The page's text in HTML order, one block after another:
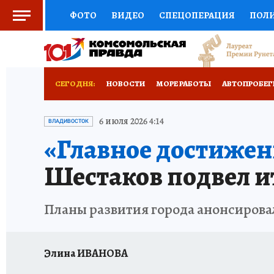
ФОТО ВИДЕО СПЕЦОПЕРАЦИЯ
СОЦПОДДЕРЖКА НАУКА СПОРТ
ПРЕСС-ЦЕНТР
ВСЕ О КП
СЕГОДНЯ: НОВОСТИ МОРЕ РАБОТЫ
ДЕНЬ ПОБЕДЫ ВО ВЛАДИВОСТОКЕ 2026
АНТИРАК СТРАНИЦЫ ИСТОРИИ
ВЛАДИВОСТОК 6 июля 2026 4:14
«Главное
Шестаков подвел
Планы развития города
Элина ИВАНОВА